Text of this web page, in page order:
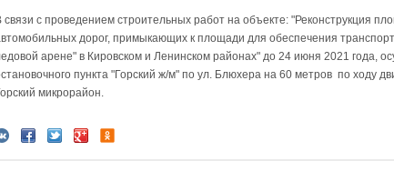
связи с проведением строительных работ на объекте: "Реконструкция
дорог, примыкающих к площади для обеспечения
арене" в Кировском и Ленинском районах" до 24 июня 2021 года,
пункта "Горский ж/м" по ул. Блюхера на 60 метров по ходу
микрорайон.